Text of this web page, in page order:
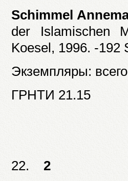
Schimmel
der Islamischen
Koesel, 1996. -192
Экземпляры:
ГРНТИ 21.15
22. 2